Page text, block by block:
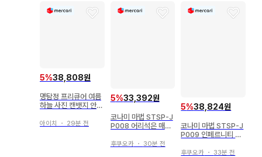
5%38,808원
명탐정 프리큐어 여름
하늘 사진 캔뱃지 안나
아이치 ・ 29분 전
5%33,392원
코나미 마법 STSP-J
P008 어리석은 매장
후쿠오카・ 30분 전
5%38,824원
코나미 마법 STSP-J
P009 인페르니티 건
후쿠오카 ・ 33분 전